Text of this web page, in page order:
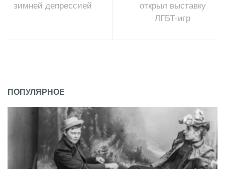
зимней депрессией
открыл выставку
ЛГБТ-игр
ПОПУЛЯРНОЕ